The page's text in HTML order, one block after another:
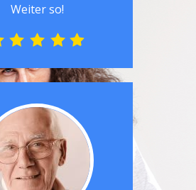
Weiter so!